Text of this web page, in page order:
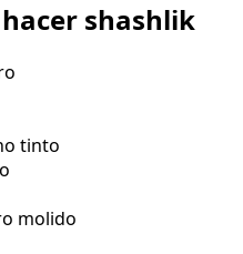
shashlik
tinto
molido